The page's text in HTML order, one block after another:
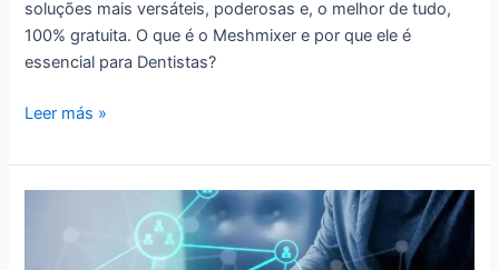
soluções mais versáteis, poderosas e, o melhor de tudo,
100% gratuita. O que é o Meshmixer e por que ele é
essencial para Dentistas?
planificación
3D
Leer más »